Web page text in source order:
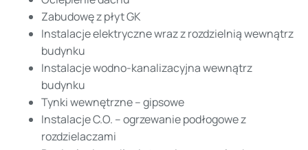
Zabudowę z płyt GK
Instalacje elektryczne wraz z rozdzielnią wewnątrz
budynku
Instalacje wodno-kanalizacyjna wewnątrz
budynku
Tynki wewnętrzne – gipsowe
Instalacje C.O. – ogrzewanie podłogowe z
rozdzielaczami